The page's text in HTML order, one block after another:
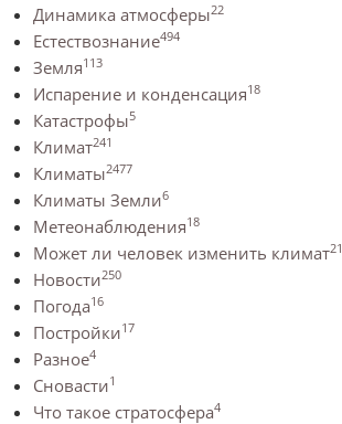
Динамика атмосферы22
Естествознание494
Земля113
Испарение и конденсация18
Катастрофы5
Климат241
Климаты2477
Климаты Земли6
Метеонаблюдения18
Может ли человек изменить климат21
Новости250
Погода16
Постройки17
Разное4
Сновасти1
Что такое стратосфера4